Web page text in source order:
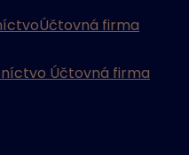
Účtovná firma
Účtovná firma